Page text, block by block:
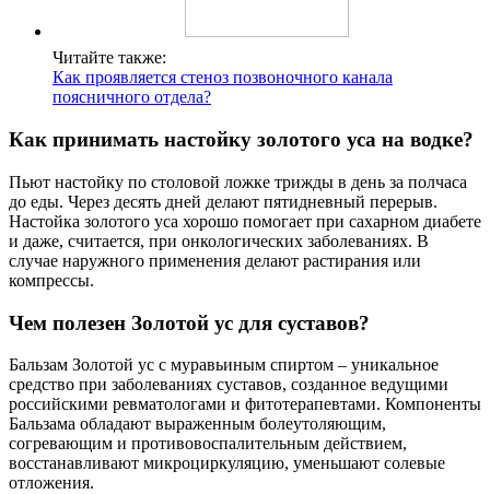
Читайте также:
Как проявляется стеноз позвоночного канала
поясничного отдела?
Как принимать настойку золотого уса на водке?
Пьют настойку по столовой ложке трижды в день за полчаса
до еды. Через десять дней делают пятидневный перерыв.
Настойка золотого уса хорошо помогает при сахарном диабете
и даже, считается, при онкологических заболеваниях. В
случае наружного применения делают растирания или
компрессы.
Чем полезен Золотой ус для суставов?
Бальзам Золотой ус с муравьиным спиртом – уникальное
средство при заболеваниях суставов, созданное ведущими
российскими ревматологами и фитотерапевтами. Компоненты
Бальзама обладают выраженным болеутоляющим,
согревающим и противовоспалительным действием,
восстанавливают микроциркуляцию, уменьшают солевые
отложения.